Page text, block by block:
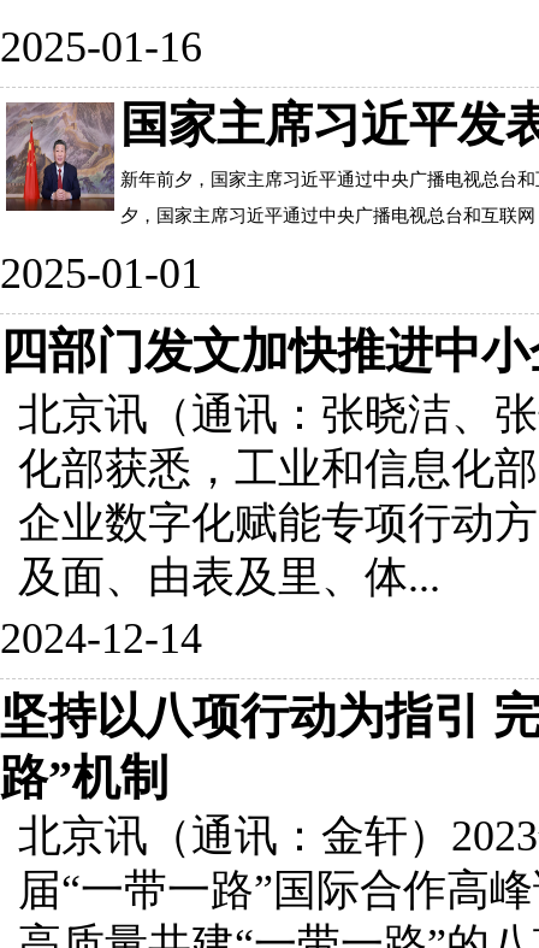
2025-01-16
国家主席习近平发
新年前夕，国家主席习近平通过中央广播电视总台
夕，国家主席习近平通过中央广播电视总台和互联
2025-01-01
四部门发文加快推进中
北京讯（通讯：张晓洁、
化部获悉，工业和信息化
企业数字化赋能专项行动
及面、由表及里、体...
2024-12-14
坚持以八项行动为指引
路”机制
北京讯（通讯：金轩）
届“一带一路”国际合作高